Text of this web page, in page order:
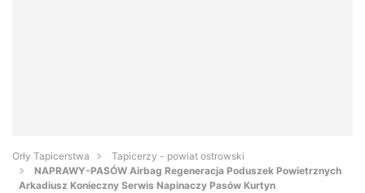
Orły Tapicerstwa
Tapicerzy - powiat ostrowski
NAPRAWY-PASÓW Airbag Regeneracja Poduszek Powietrznych
Arkadiusz Konieczny Serwis Napinaczy Pasów Kurtyn